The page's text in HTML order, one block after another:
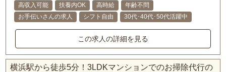
高収入可能
扶養内OK 高時給
年齢不問
お手伝いさんの求人
シフト自由 30代･40代･50代活躍中
この求人の詳細を見る
横浜駅から徒歩5分！3LDKマンションでのお掃除代行の